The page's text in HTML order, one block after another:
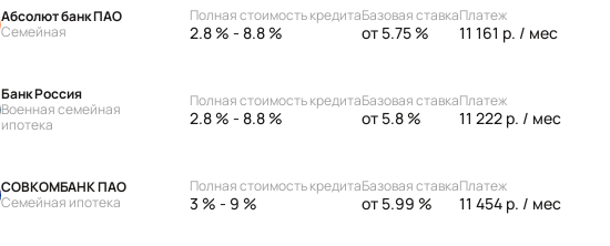
Абсолют банк ПАО
Семейная
Полная стоимость кредита
2.8 % - 8.8 %
Базовая ставка
от 5.75 %
Платеж
11 161 р. / мес
Банк Россия
Военная семейная
ипотека
Полная стоимость кредита
2.8 % - 8.8 %
Базовая ставка
от 5.8 %
Платеж
11 222 р. / мес
СОВКОМБАНК ПАО
Семейная ипотека
Полная стоимость кредита
3 % - 9 %
Базовая ставка
от 5.99 %
Платеж
11 454 р. / мес